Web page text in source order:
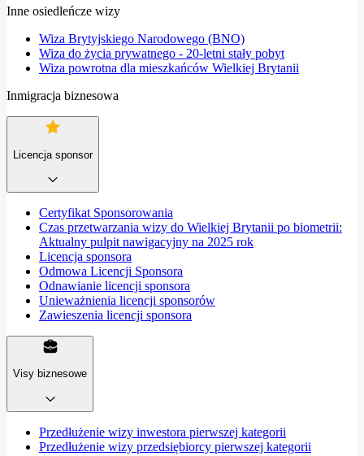
Inne osiedleńcze wizy
Wiza Brytyjskiego Narodowego (BNO)
Wiza do życia prywatnego - 20-letni stały pobyt
Wiza powrotna dla mieszkańców Wielkiej Brytanii
Inmigracja biznesowa
Licencja sponsor
Certyfikat Sponsorowania
Czas przetwarzania wizy do Wielkiej Brytanii po biometrii:
Aktualny pulpit nawigacyjny na 2025 rok
Licencja sponsora
Odmowa Licencji Sponsora
Odnawianie licencji sponsora
Unieważnienia licencji sponsorów
Zawieszenia licencji sponsora
Visy biznesowe
Przedłużenie wizy inwestora pierwszej kategorii
Przedłużenie wizy przedsiębiorcy pierwszej kategorii